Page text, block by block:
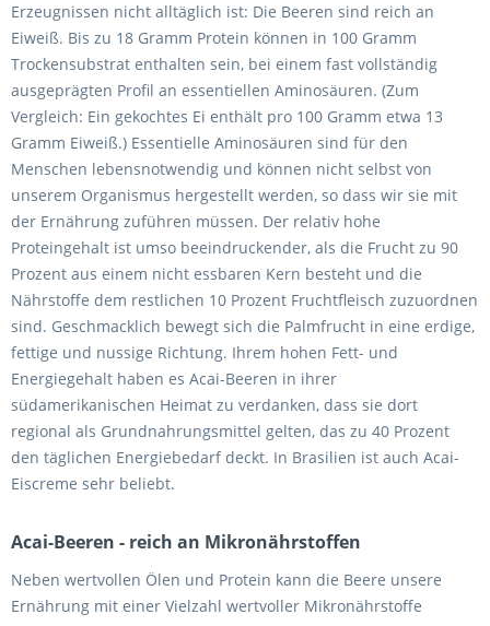
Erzeugnissen nicht alltäglich ist: Die Beeren sind reich an
Eiweiß. Bis zu 18 Gramm Protein können in 100 Gramm
Trockensubstrat enthalten sein, bei einem fast vollständig
ausgeprägten Profil an essentiellen Aminosäuren. (Zum
Vergleich: Ein gekochtes Ei enthält pro 100 Gramm etwa 13
Gramm Eiweiß.) Essentielle Aminosäuren sind für den
Menschen lebensnotwendig und können nicht selbst von
unserem Organismus hergestellt werden, so dass wir sie mit
der Ernährung zuführen müssen. Der relativ hohe
Proteingehalt ist umso beeindruckender, als die Frucht zu 90
Prozent aus einem nicht essbaren Kern besteht und die
Nährstoffe dem restlichen 10 Prozent Fruchtfleisch zuzuordnen
sind. Geschmacklich bewegt sich die Palmfrucht in eine erdige,
fettige und nussige Richtung. Ihrem hohen Fett- und
Energiegehalt haben es Acai-Beeren in ihrer
südamerikanischen Heimat zu verdanken, dass sie dort
regional als Grundnahrungsmittel gelten, das zu 40 Prozent
den täglichen Energiebedarf deckt. In Brasilien ist auch Acai-
Eiscreme sehr beliebt.
Acai-Beeren - reich an Mikronährstoffen
Neben wertvollen Ölen und Protein kann die Beere unsere
Ernährung mit einer Vielzahl wertvoller Mikronährstoffe